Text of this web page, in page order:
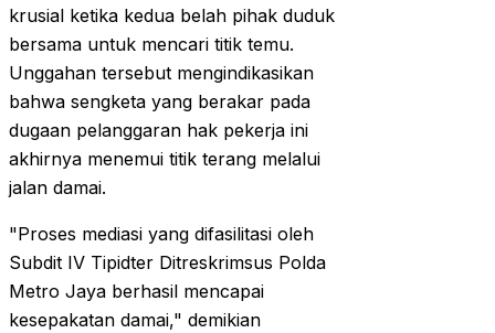
krusial ketika kedua belah pihak duduk
bersama untuk mencari titik temu.
Unggahan tersebut mengindikasikan
bahwa sengketa yang berakar pada
dugaan pelanggaran hak pekerja ini
akhirnya menemui titik terang melalui
jalan damai.
"Proses mediasi yang difasilitasi oleh
Subdit IV Tipidter Ditreskrimsus Polda
Metro Jaya berhasil mencapai
kesepakatan damai," demikian